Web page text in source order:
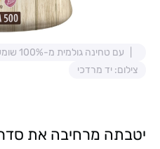
עם טחינה גולמית מ-100% שומשום אתיופי
צילום: יד מרדכי
יטבתה מרחיבה את